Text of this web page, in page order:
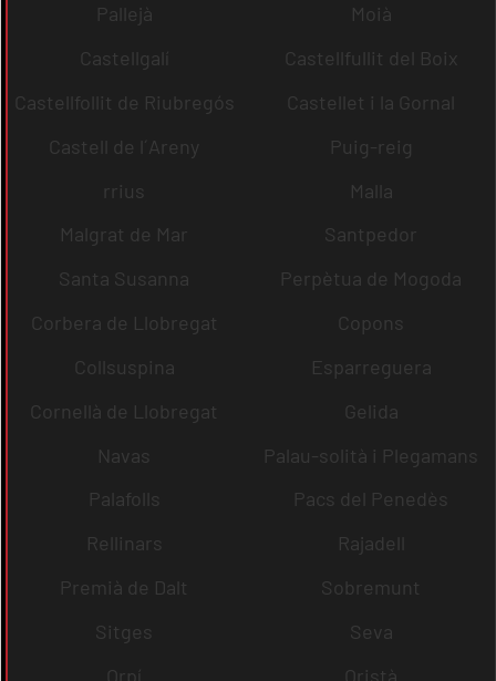
Pallejà
Moià
Castellgalí
Castellfullit del Boix
Castellfollit de Riubregós
Castellet i la Gornal
Castell de l´Areny
Puig-reig
rrius
Malla
Malgrat de Mar
Santpedor
Santa Susanna
Perpètua de Mogoda
Corbera de Llobregat
Copons
Collsuspina
Esparreguera
Cornellà de Llobregat
Gelida
Navas
Palau-solità i Plegamans
Palafolls
Pacs del Penedès
Rellinars
Rajadell
Premià de Dalt
Sobremunt
Sitges
Seva
Orpí
Oristà